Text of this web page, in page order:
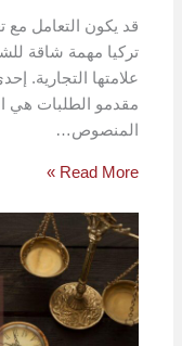
قد يكون التعامل مع
تركيا مهمة شاقة
علامتها التجارية.
مقدمو الطلبات هي
المنصوص…
Read More »